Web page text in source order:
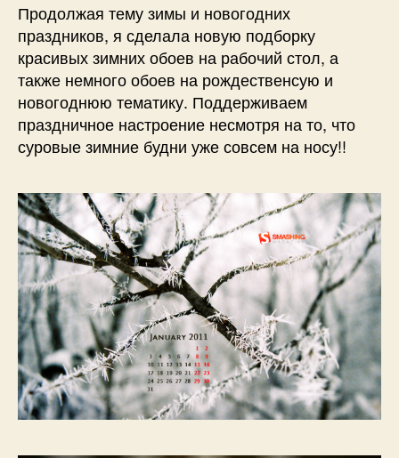
Продолжая тему зимы и новогодних
праздников, я сделала новую подборку
красивых зимних обоев на рабочий стол, а
также немного обоев на рождественсую и
новогоднюю тематику. Поддерживаем
праздничное настроение несмотря на то, что
суровые зимние будни уже совсем на носу!!